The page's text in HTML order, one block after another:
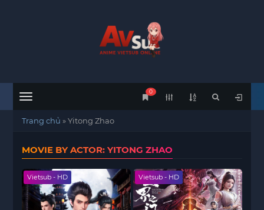
Menu
0
Trang chủ »Yitong Zhao
MOVIE BY ACTOR: YITONG ZHAO
Vietsub - HD Vietsub - HD